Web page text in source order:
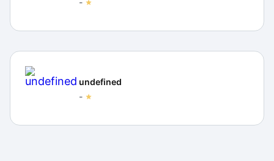
undefined
-